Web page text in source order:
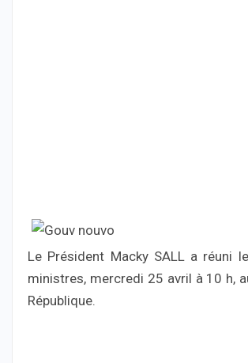
Le Président Macky SALL a réuni
ministres, mercredi 25 avril à 10 h,
République.